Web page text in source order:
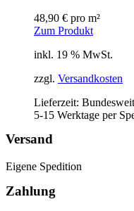
48,90 € pro m²
Zum Produkt
inkl. 19 % MwSt.
zzgl. Versandkosten
Lieferzeit:
5-15 Werktage per
Versand
Eigene Spedition
Zahlung